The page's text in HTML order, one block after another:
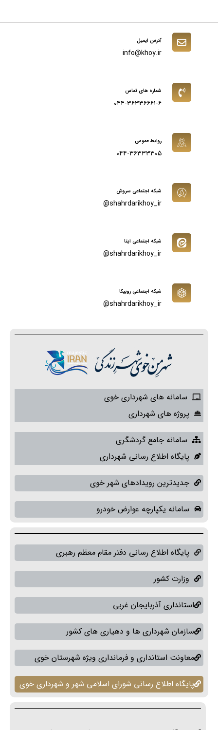
آدرس ایمیل
info@khoy.ir
شماره های تماس
۰۴۴-۳۶۳۳۶۶۶۱-۶
روابط عمومی
۰۴۴-۳۶۳۳۳۳۰۵
شبکه اجتماعی سروش
shahrdarikhoy_ir@
شبکه اجتماعی ایتا
shahrdarikhoy_ir@
شبکه اجتماعی روبیکا
shahrdarikhoy_ir@
سامانه های شهرداری خوی
پروژه های شهرداری
سامانه جامع گردشگری
پایگاه اطلاع رسانی شهرداری
جدیدترین رویدادهای شهر خوی
سامانه یکپارچه عوارض خودرو
پایگاه اطلاع رسانی دفتر مقام معظم رهبری
وزارت کشور
استانداری آذربایجان غربی
سازمان شهرداری ها و دهیاری های کشور
معاونت استانداری و فرمانداری ویژه شهرستان خوی
پایگاه اطلاع رسانی شورای اسلامی شهر و شهرداری خوی